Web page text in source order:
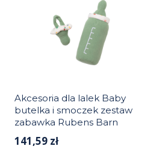
Akcesoria dla lalek Baby
butelka i smoczek zestaw
zabawka Rubens Barn
141,59 zł